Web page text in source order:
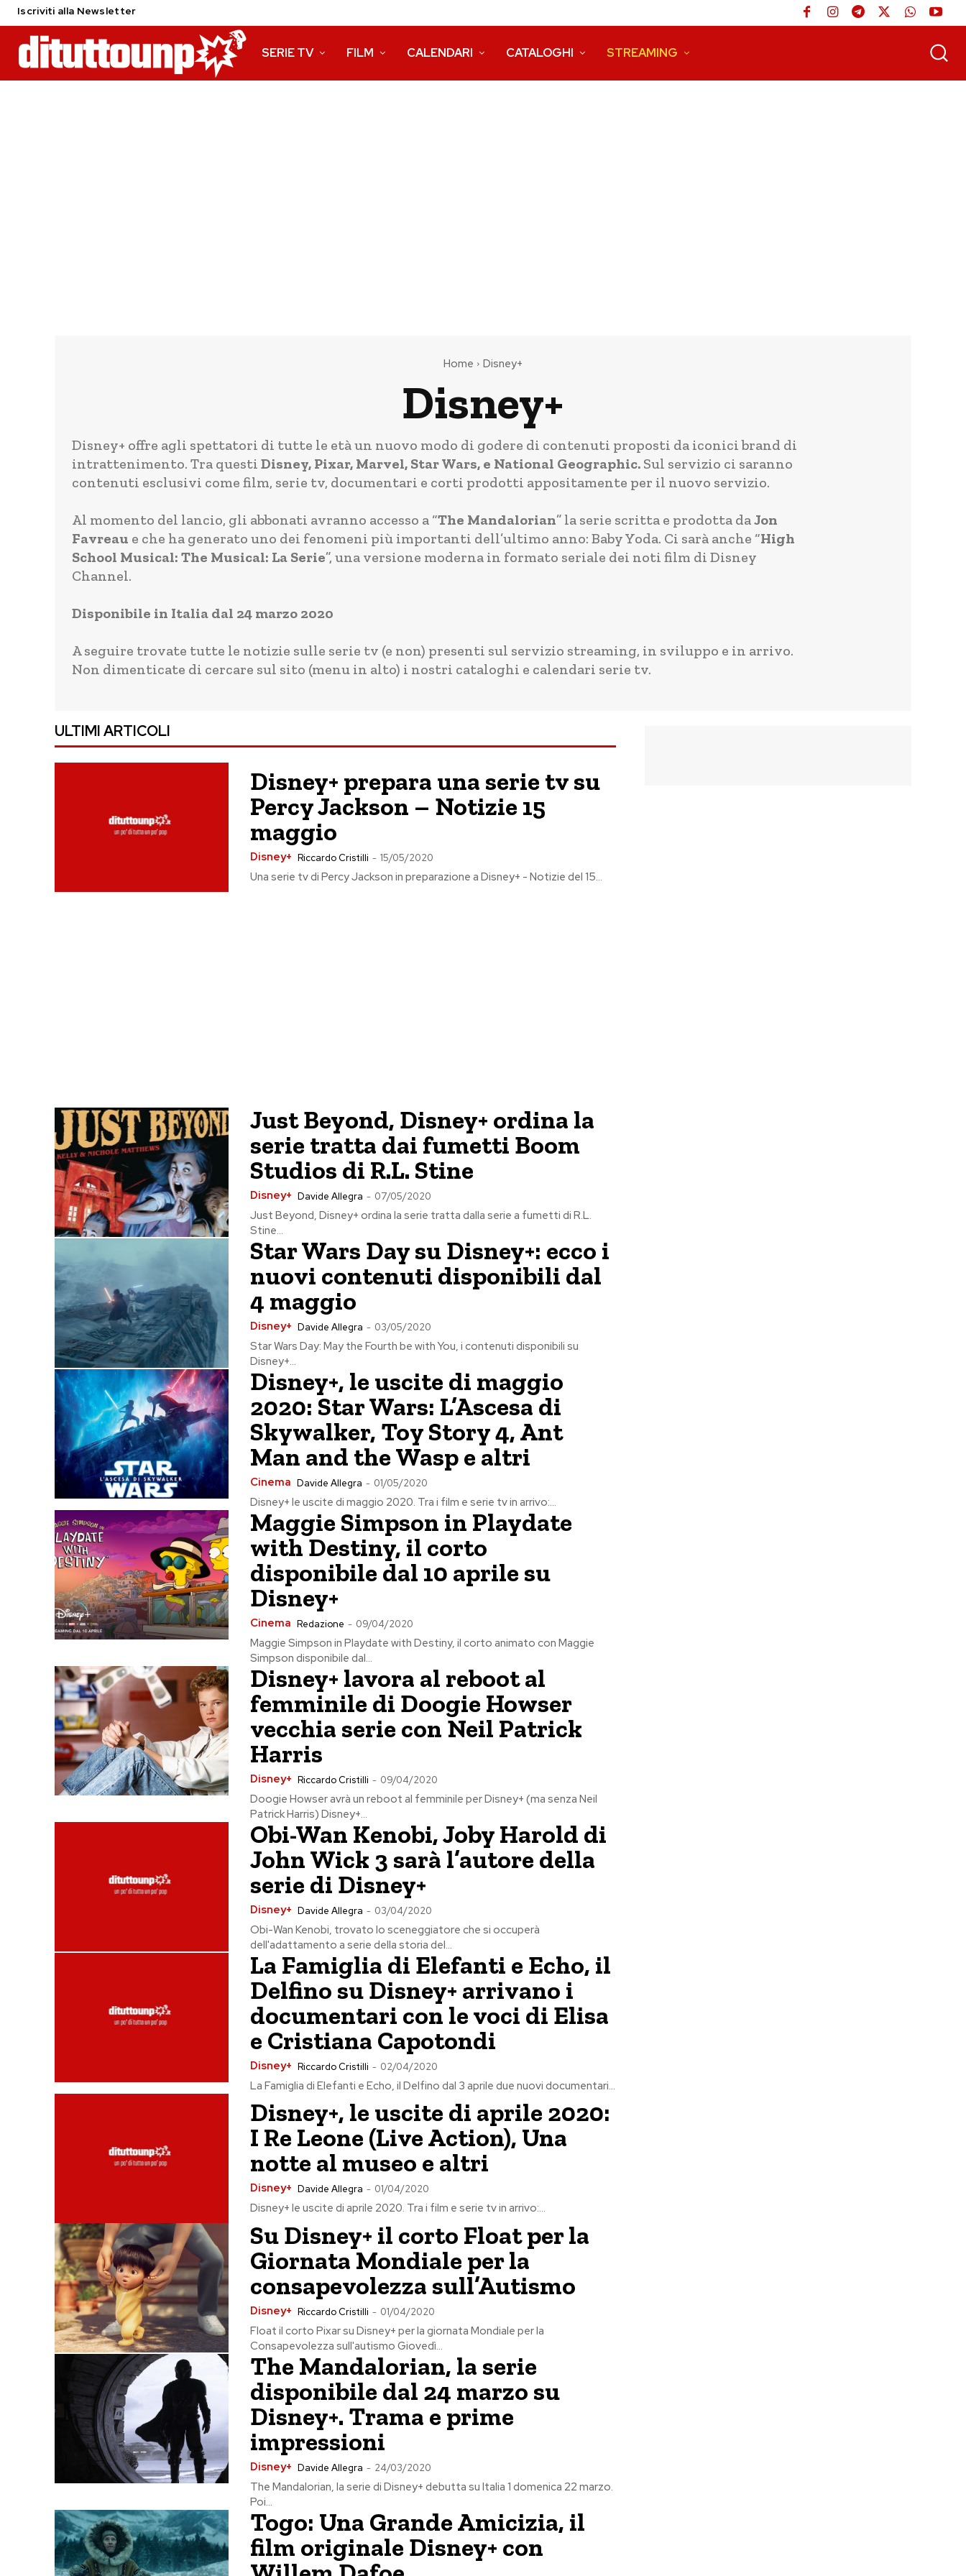
Iscriviti alla Newsletter
SERIE TV FILM CALENDARI CATALOGHI STREAMING
Home Disney+
Disney+
Disney+ offre agli spettatori di tutte le età un nuovo modo di godere di contenuti proposti da iconici brand di
intrattenimento. Tra questi Disney, Pixar, Marvel, Star Wars, e National Geographic. Sul servizio ci saranno
contenuti esclusivi come film, serie tv, documentari e corti prodotti appositamente per il nuovo servizio.
Al momento del lancio, gli abbonati avranno accesso a “The Mandalorian” la serie scritta e prodotta daJon
Favreau e che ha generato uno dei fenomeni più importanti dell’ultimo anno: Baby Yoda. Ci sarà anche “High
School Musical: The Musical: La Serie”, una versione moderna in formato seriale dei noti film di Disney
Channel.
Disponibile in Italia dal 24 marzo 2020
A seguire trovate tutte le notizie sulle serie tv (e non) presenti sul servizio streaming, in sviluppo e in arrivo.
Non dimenticate di cercare sul sito (menu in alto) i nostri cataloghi e calendari serie tv.
ULTIMI ARTICOLI
Disney+ prepara una serie tv su
Percy Jackson – Notizie 15
maggio
Disney+ Riccardo Cristilli - 15/05/2020
Una serie tv di Percy Jackson in preparazione a Disney+ - Notizie del 15...
Just Beyond, Disney+ ordina la
serie tratta dai fumetti Boom
Studios di R.L. Stine
Disney+ Davide Allegra - 07/05/2020
Just Beyond, Disney+ ordina la serie tratta dalla serie a fumetti di R.L.
Stine...
Star Wars Day su Disney+: ecco i
nuovi contenuti disponibili dal
4 maggio
Disney+ Davide Allegra - 03/05/2020
Star Wars Day: May the Fourth be with You, i contenuti disponibili su
Disney+...
Disney+, le uscite di maggio
2020: Star Wars: L’Ascesa di
Skywalker, Toy Story 4, Ant
Man and the Wasp e altri
Cinema Davide Allegra - 01/05/2020
Disney+ le uscite di maggio 2020. Tra i film e serie tv in arrivo:...
Maggie Simpson in Playdate
with Destiny, il corto
disponibile dal 10 aprile su
Disney+
Cinema Redazione - 09/04/2020
Maggie Simpson in Playdate with Destiny, il corto animato con Maggie
Simpson disponibile dal...
Disney+ lavora al reboot al
femminile di Doogie Howser
vecchia serie con Neil Patrick
Harris
Disney+ Riccardo Cristilli - 09/04/2020
Doogie Howser avrà un reboot al femminile per Disney+ (ma senza Neil
Patrick Harris) Disney+...
Obi-Wan Kenobi, Joby Harold di
John Wick 3 sarà l’autore della
serie di Disney+
Disney+ Davide Allegra - 03/04/2020
Obi-Wan Kenobi, trovato lo sceneggiatore che si occuperà
dell'adattamento a serie della storia del...
La Famiglia di Elefanti e Echo, il
Delfino su Disney+ arrivano i
documentari con le voci di Elisa
e Cristiana Capotondi
Disney+ Riccardo Cristilli - 02/04/2020
La Famiglia di Elefanti e Echo, il Delfino dal 3 aprile due nuovi documentari...
Disney+, le uscite di aprile 2020:
I Re Leone (Live Action), Una
notte al museo e altri
Disney+ Davide Allegra - 01/04/2020
Disney+ le uscite di aprile 2020. Tra i film e serie tv in arrivo:...
Su Disney+ il corto Float per la
Giornata Mondiale per la
consapevolezza sull’Autismo
Disney+ Riccardo Cristilli - 01/04/2020
Float il corto Pixar su Disney+ per la giornata Mondiale per la
Consapevolezza sull'autismo Giovedì...
The Mandalorian, la serie
disponibile dal 24 marzo su
Disney+. Trama e prime
impressioni
Disney+ Davide Allegra - 24/03/2020
The Mandalorian, la serie di Disney+ debutta su Italia 1 domenica 22 marzo.
Poi...
Togo: Una Grande Amicizia, il
film originale Disney+ con